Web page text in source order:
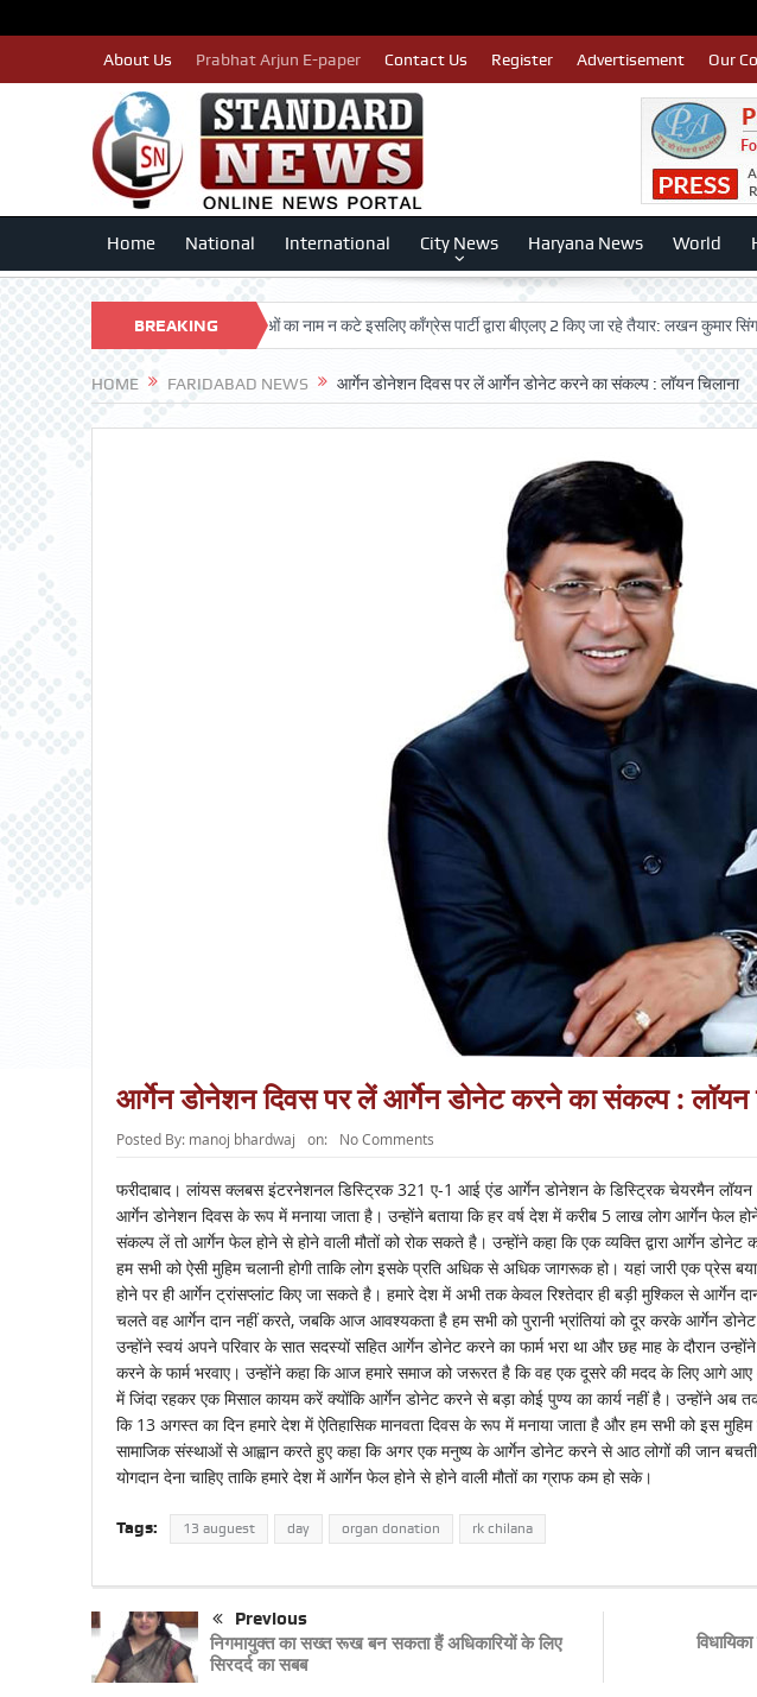
About Us Prabhat Arjun E-paper Contact Us Register Advertisement Our
Home National International City News Haryana News World
BREAKING
NEWS
TRUST पात्र मतदाताओं का नाम न कटे इसलिए काँग्रेस पार्टी द्वारा बीएलए 2 किए जा रहे तैयार: लखन कुमार सिंगला
HOME FARIDABAD NEWS आर्गेन डोनेशन दिवस पर लें आर्गेन डोनेट करने का संकल्प : लॉयन चिलाना
आर्गेन डोनेशन दिवस पर लें आर्गेन डोनेट करने का संकल्प : लॉयन
Posted By: manoj bhardwaj on: No Comments
फरीदाबाद। लांयस क्लबस इंटरनेशनल डिस्ट्रिक 321 ए-1 आई एंड आर्गेन डोनेशन के डिस्ट्रिक चेयरमैन
आर्गेन डोनेशन दिवस के रूप में मनाया जाता है। उन्होंने बताया कि हर वर्ष देश में करीब 5 लाख लोग आर्गेन फेल
संकल्प लें तो आर्गेन फेल होने से होने वाली मौतों को रोक सकते है। उन्होंने कहा कि एक व्यक्ति द्वारा आर्गेन
हम सभी को ऐसी मुहिम चलानी होगी ताकि लोग इसके प्रति अधिक से अधिक जागरूक हो। यहां जारी एक प्रेस
होने पर ही आर्गेन ट्रांसप्लांट किए जा सकते है। हमारे देश में अभी तक केवल रिश्तेदार ही बड़ी मुश्किल से आर्गेन
चलते वह आर्गेन दान नहीं करते, जबकि आज आवश्यकता है हम सभी को पुरानी भ्रांतियां को दूर करके आर्गेन डोनेट
उन्होंने स्वयं अपने परिवार के सात सदस्यों सहित आर्गेन डोनेट करने का फार्म भरा था और छह माह के दौरान
करने के फार्म भरवाए। उन्होंने कहा कि आज हमारे समाज को जरूरत है कि वह एक दूसरे की मदद के लिए आगे
में जिंदा रहकर एक मिसाल कायम करें क्योंकि आर्गेन डोनेट करने से बड़ा कोई पुण्य का कार्य नहीं है। उन्होंने अब
कि 13 अगस्त का दिन हमारे देश में ऐतिहासिक मानवता दिवस के रूप में मनाया जाता है और हम सभी को इस
सामाजिक संस्थाओं से आह्वान करते हुए कहा कि अगर एक मनुष्य के आर्गेन डोनेट करने से आठ लोगों की जान
योगदान देना चाहिए ताकि हमारे देश में आर्गेन फेल होने से होने वाली मौतों का ग्राफ कम हो सके।
Tags: 13 auguest day organ donation rk chilana
Previous
निगमायुक्त का सख्त रूख बन सकता हैं अधिकारियों के लिए
सिरदर्द का सबब